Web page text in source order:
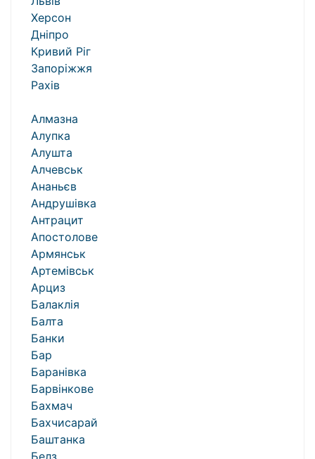
Херсон
Дніпро
Кривий Ріг
Запоріжжя
Рахів
Алмазна
Алупка
Алушта
Алчевськ
Ананьєв
Андрушівка
Антрацит
Апостолове
Армянськ
Артемівськ
Арциз
Балаклія
Балта
Банки
Бар
Баранівка
Барвінкове
Бахмач
Бахчисарай
Баштанка
Белз